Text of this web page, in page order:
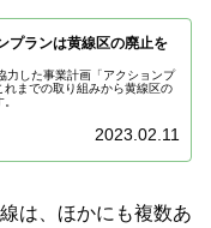
プランは黄線区の廃止を
力した事業計画「アクションプ
れまでの取り組みから黄線区の
2023.02.11
は、ほかにも複数あ